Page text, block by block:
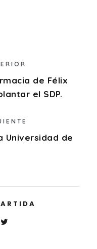
de Félix
el SDP.
Universidad de